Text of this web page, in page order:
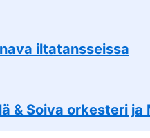
iltatansseissa
& Soiva orkesteri